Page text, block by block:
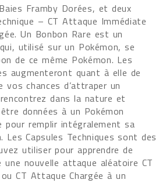
Framby Dorées, et deux
– CT Attaque Immédiate
Un Bonbon Rare est un
utilisé sur un Pokémon, se
de ce même Pokémon. Les
augmenteront quant à elle de
vos chances d’attraper un
dans la nature et
données à un Pokémon
pour remplir intégralement sa
Capsules Techniques sont des
utiliser pour apprendre de
une nouvelle attaque aléatoire CT
CT Attaque Chargée à un